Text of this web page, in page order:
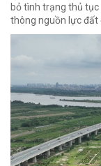
bỏ tình trạng thủ
thông nguồn lực đất